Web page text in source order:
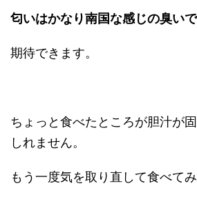
匂いはかなり南国な感じの臭いで
期待できます。
ちょっと食べたところが胆汁が
しれません。
もう一度気を取り直して食べてみ